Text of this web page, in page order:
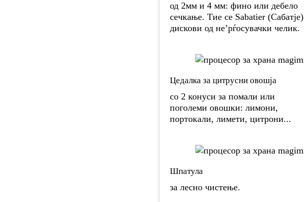
од 2мм и 4 мм: фино или дебело
сечкање. Тие се Sabatier (Сабатје)
дискови од не’рѓосувачки челик.
Цедалка за цитрусни овошја
со 2 конуси за помали или
поголеми овошки: лимони,
портокали, лимети, цитрони...
Шпатула
за лесно чистење.